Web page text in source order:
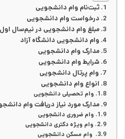
ثبت‌نام وام دانشجویی
درخواست وام دانشجویی
مبلغ وام دانشجویی در نیم‌سال اول سال
وام دانشجویی دانشگاه آزاد
مدارک وام دانشجویی
شرایط وام دانشجویی
وام پرتال دانشجویی
انواع وام دانشجویی
وام تحصیلی دانشجویی
مدارک مورد نیاز دریافت وام
وام ضروری دانشجویی
وام ویژه دکتری دانشجویی
وام مسکن دانشجویی